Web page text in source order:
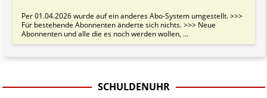
Per 01.04.2026 wurde auf ein anderes Abo-System umgestellt. >>>
Für bestehende Abonnenten änderte sich nichts. >>> Neue
Abonnenten und alle die es noch werden wollen, ...
SCHULDENUHR